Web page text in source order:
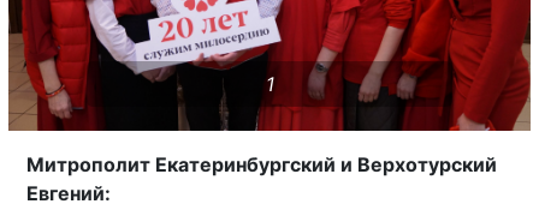
1
Митрополит Екатеринбургский и Верхотурский
Евгений: